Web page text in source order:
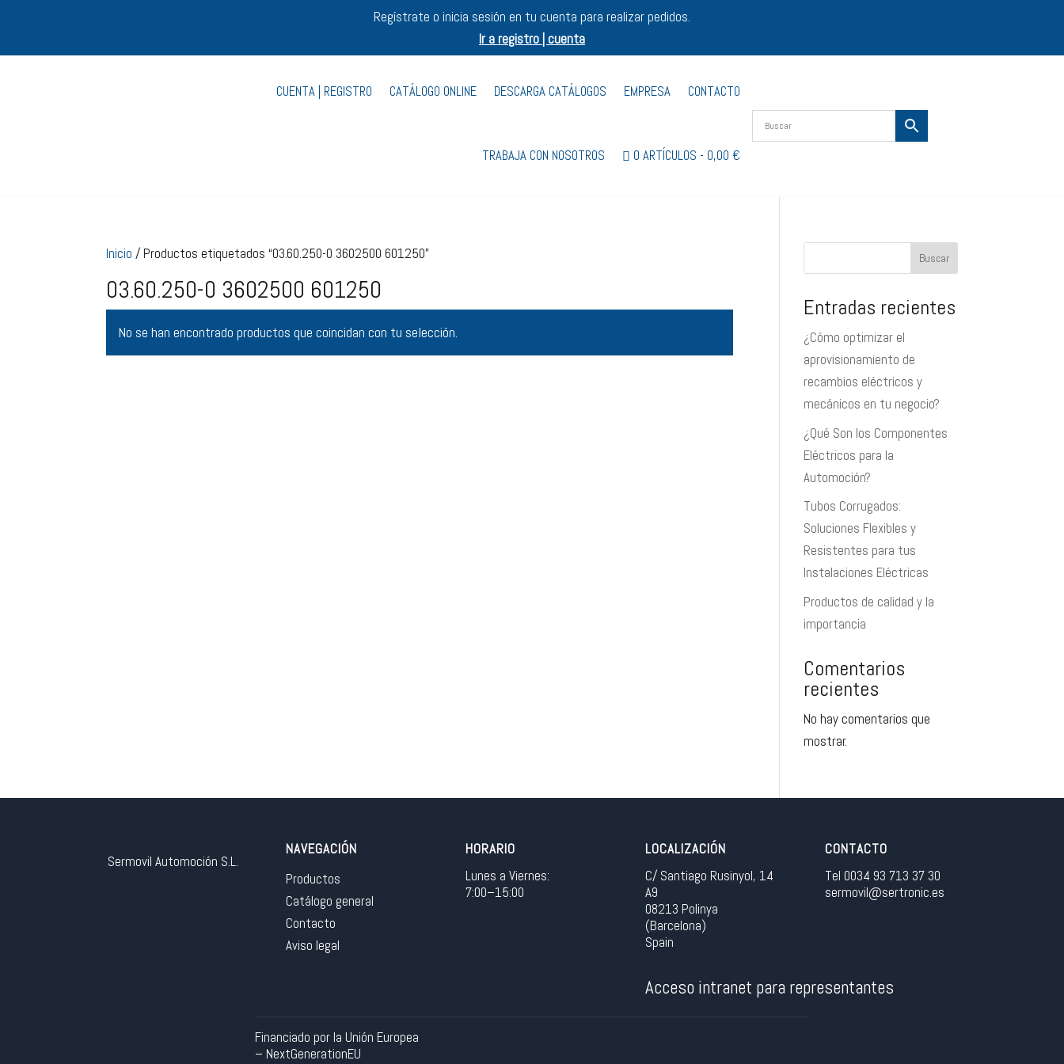
Regístrate o inicia sesión en tu cuenta para realizar pedidos.
Ir a registro | cuenta
CUENTA | REGISTRO CATÁLOGO ONLINE DESCARGA CATÁLOGOS EMPRESA CONTACTO
TRABAJA CON NOSOTROS 0 ARTÍCULOS 0,00 €
Inicio / Productos etiquetados “03.60.250-0 3602500 601250”
03.60.250-0 3602500 601250
No se han encontrado productos que coincidan con tu selección.
Buscar
Entradas recientes
¿Cómo optimizar el
aprovisionamiento de
recambios eléctricos y
mecánicos en tu negocio?
¿Qué Son los Componentes
Eléctricos para la
Automoción?
Tubos Corrugados:
Soluciones Flexibles y
Resistentes para tus
Instalaciones Eléctricas
Productos de calidad y la
importancia
Comentarios
recientes
No hay comentarios que
mostrar.
Sermovil Automoción S.L.
NAVEGACIÓN
Productos
Catálogo general
Contacto
Aviso legal
HORARIO
Lunes a Viernes:
7:00–15:00
LOCALIZACIÓN
C/ Santiago Rusinyol, 14
A9
08213 Polinya
(Barcelona)
Spain
CONTACTO
Tel 0034 93 713 37 30
sermovil@sertronic.es
Acceso intranet para representantes
Financiado por la Unión Europea
– NextGenerationEU